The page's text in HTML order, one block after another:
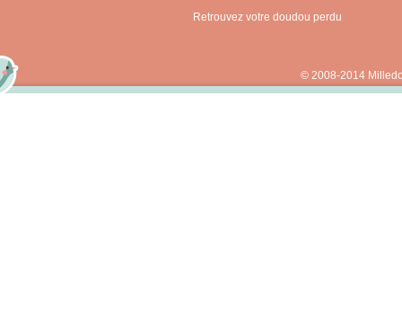
Retrouvez votre doudou perdu
© 2008-2014